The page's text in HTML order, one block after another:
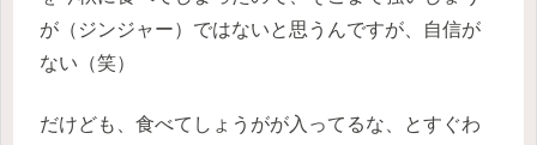
が（ジンジャー）ではないと思うんですが、自信が
ない（笑）
だけども、食べてしょうがが入ってるな、とすぐわ